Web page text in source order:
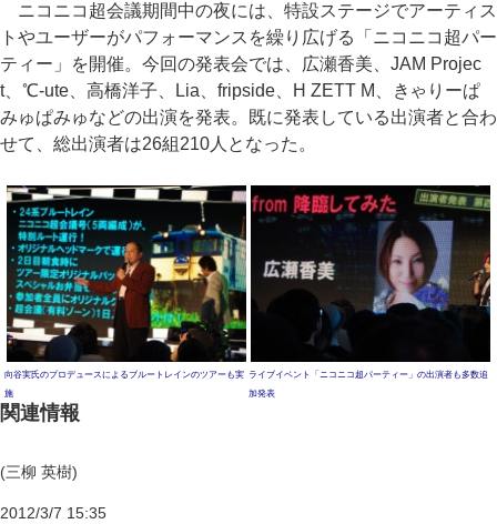
ニコニコ超会議期間中の夜には、特設ステージでアーティス
トやユーザーがパフォーマンスを繰り広げる「ニコニコ超パー
ティー」を開催。今回の発表会では、広瀬香美、JAM Projec
t、℃-ute、高橋洋子、Lia、fripside、H ZETT M、きゃりーぱ
みゅぱみゅなどの出演を発表。既に発表している出演者と合わ
せて、総出演者は26組210人となった。
向谷実氏のプロデュースによるブルートレインのツアーも実
施
ライブイベント「ニコニコ超パーティー」の出演者も多数追
加発表
関連情報
(三柳 英樹)
2012/3/7 15:35